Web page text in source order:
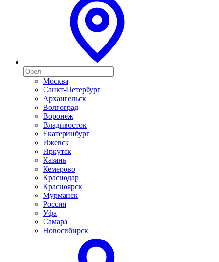
Москва
Санкт-Петербург
Архангельск
Волгоград
Воронеж
Владивосток
Екатеринбург
Ижевск
Иркутск
Казань
Кемерово
Краснодар
Красноярск
Мурманск
Россия
Уфа
Самара
Новосибирск